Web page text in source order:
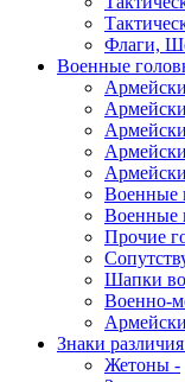
Флаги,
Военные
Военные
Военные
Прочие
Шапки
Военно-
Знаки
Жетоны -